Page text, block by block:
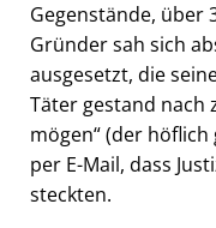
Gegenstände, über
Gründer sah sich
ausgesetzt, die
Täter gestand nach
mögen (der höflich
per E-Mail, dass
steckten.